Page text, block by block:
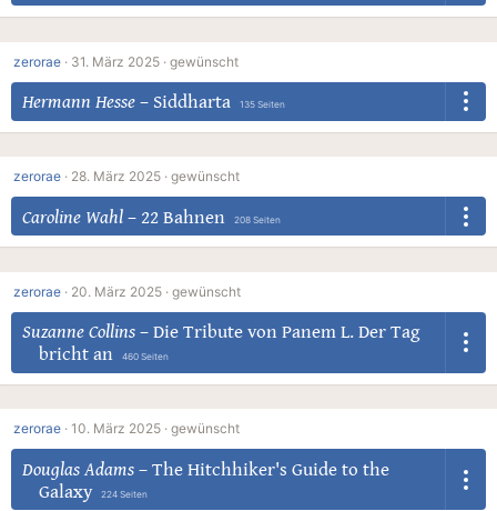
zerorae · 31. März 2025 · gewünscht
Hermann Hesse – Siddharta 135 Seiten
zerorae · 28. März 2025 · gewünscht
Caroline Wahl – 22 Bahnen 208 Seiten
zerorae · 20. März 2025 · gewünscht
Suzanne Collins – Die Tribute von Panem L. Der Tag
bricht an
460 Seiten
zerorae · 10. März 2025 · gewünscht
Douglas Adams – The Hitchhiker's Guide to the
Galaxy
224 Seiten